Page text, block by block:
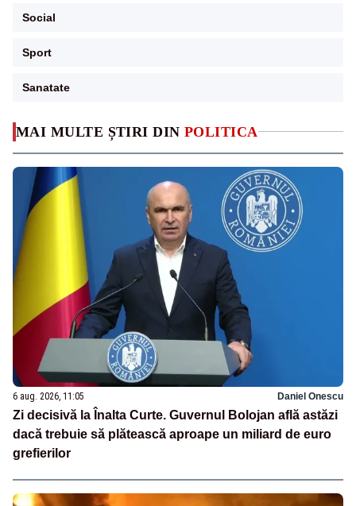
MAI MULTE ȘTIRI DIN POLITICA
6 aug. 2026, 11:05 Daniel Onescu
Zi decisivă la Înalta Curte. Guvernul Bolojan află astăzi
dacă trebuie să plătească aproape un miliard de euro
grefierilor
Social
Sport
Sanatate